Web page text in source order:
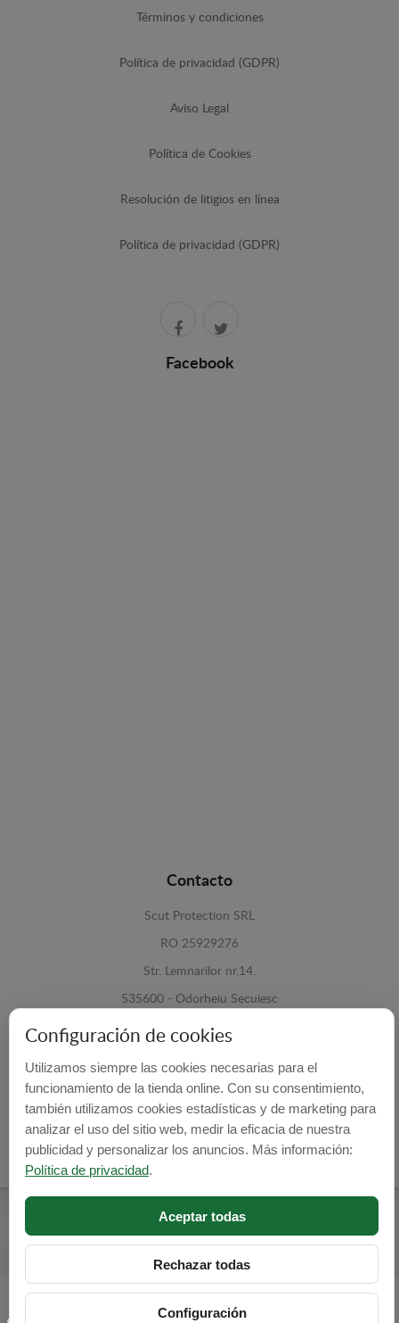
Términos y condiciones
Política de privacidad (GDPR)
Aviso Legal
Política de Cookies
Resolución de litigios en línea
Política de privacidad (GDPR)
Facebook
Contacto
Scut Protection SRL
RO 25929276
Str. Lemnarilor nr.14.
535600 - Odorheiu Secuiesc
Harghita, Romania
E-mail: info@cubrecarter.com
Site: www.cubrecarter.com
Cubre Carter -© 2026
Configuración de cookies
Utilizamos siempre las cookies necesarias para el
funcionamiento de la tienda online. Con su consentimiento,
también utilizamos cookies estadísticas y de marketing para
analizar el uso del sitio web, medir la eficacia de nuestra
publicidad y personalizar los anuncios. Más información:
Política de privacidad.
Aceptar todas
Rechazar todas
Configuración